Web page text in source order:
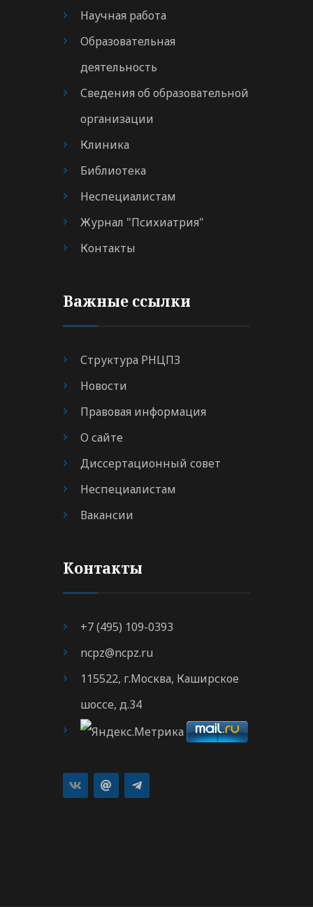
Научная работа
Образовательная
деятельность
Сведения об образовательной
организации
Клиника
Библиотека
Неспециалистам
Журнал "Психиатрия"
Контакты
Важные ссылки
Структура РНЦПЗ
Новости
Правовая информация
О сайте
Диссертационный совет
Неспециалистам
Вакансии
Контакты
+7 (495) 109-0393
ncpz@ncpz.ru
115522, г.Москва, Каширское
шоссе, д.34